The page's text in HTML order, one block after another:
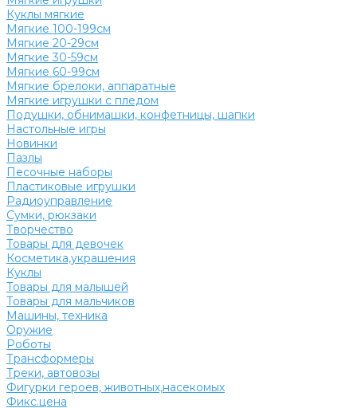
Куклы мягкие
Мягкие 100-199см
Мягкие 20-29см
Мягкие 30-59см
Мягкие 60-99см
Мягкие брелоки, аппаратные
Мягкие игрушки с пледом
Подушки, обнимашки, конфетницы, шапки
Настольные игры
Новинки
Пазлы
Песочные наборы
Пластиковые игрушки
Радиоуправление
Сумки, рюкзаки
Творчество
Товары для девочек
Косметика,украшения
Куклы
Товары для малышей
Товары для мальчиков
Машины, техника
Оружие
Роботы
Трансформеры
Треки, автовозы
Фигурки героев, животных,насекомых
Фикс.цена